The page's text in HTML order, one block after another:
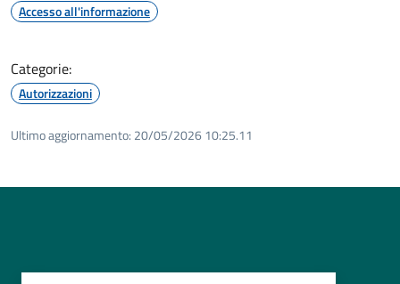
Accesso all'informazione
Categorie:
Autorizzazioni
Ultimo aggiornamento: 20/05/2026 10:25.11